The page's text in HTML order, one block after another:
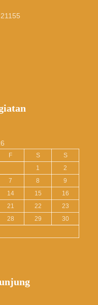
F S
S
1
2
7 8
9
14 15
16
21 22
23
28 29
30